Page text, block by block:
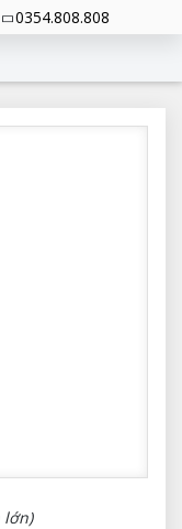
0354.808.808
lớn)